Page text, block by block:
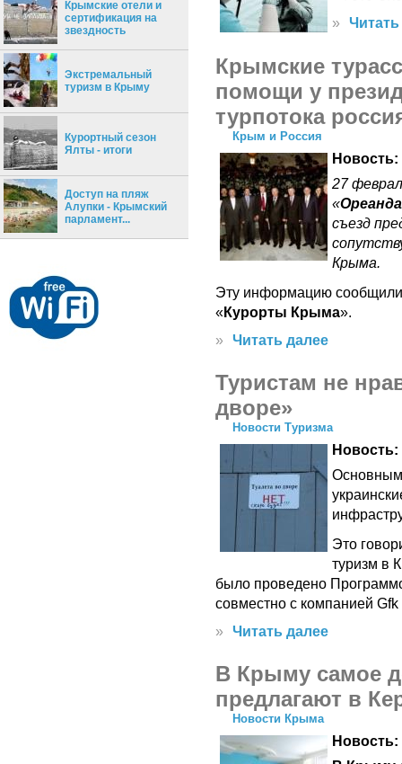
Крымские отели и
сертификация на
звездность
Экстремальный
туризм в Крыму
Курортный сезон
Ялты - итоги
Доступ на пляж
Алупки - Крымский
парламент...
»
Крымские
помощи у
турпотока
Крым и Россия
Новость:
27
«Ореанда
съезд
Крыма.
Эту информацию
«Курорты Крыма».
»
Читать далее
Туристам не
дворе»
Новости Туризма
Новость:
Это
туризм в
было проведено
совместно с компанией
»
Читать далее
В Крыму самое
предлагают в
Новости Крыма
Новость: